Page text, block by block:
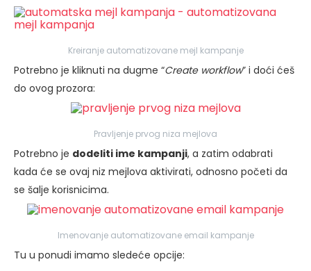
Kreiranje automatizovane mejl kampanje
Potrebno je kliknuti na dugme “Create workflow” i doći ćeš
do ovog prozora:
Pravljenje prvog niza mejlova
Potrebno je dodeliti ime kampanji, a zatim odabrati
kada će se ovaj niz mejlova aktivirati, odnosno početi da
se šalje korisnicima.
Imenovanje automatizovane email kampanje
Tu u ponudi imamo sledeće opcije: